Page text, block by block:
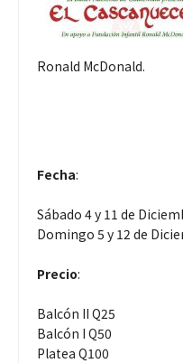
Ronald McDonald.
Fecha:
Sábado 4 y 11 de
Domingo 5 y 12 de
Precio:
Balcón II Q25
Balcón I Q50
Platea Q100